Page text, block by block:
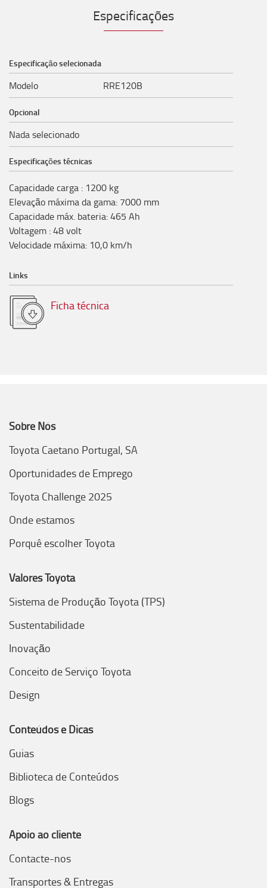
Especificações
Especificação selecionada
Modelo RRE120B
Opcional
Nada selecionado
Especificações técnicas
Capacidade carga : 1200 kg
Elevação máxima da gama: 7000 mm
Capacidade máx. bateria:465 Ah
Voltagem :48volt
Velocidade máxima: 10,0 km/h
Links
Ficha técnica
Sobre Nós
Toyota Caetano Portugal, SA
Oportunidades de Emprego
Toyota Challenge 2025
Onde estamos
Porquê escolher Toyota
Valores Toyota
Sistema de Produção Toyota (TPS)
Sustentabilidade
Inovação
Conceito de Serviço Toyota
Design
Conteúdos e Dicas
Guias
Biblioteca de Conteúdos
Blogs
Apoio ao cliente
Contacte-nos
Transportes & Entregas